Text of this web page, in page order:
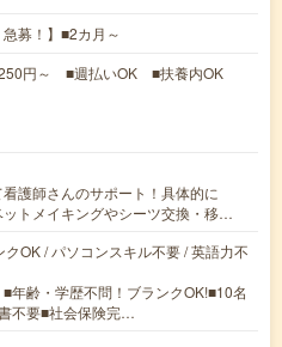
急募！】■2カ月～
円～ ■週払いOK ■扶養内OK
護師さんのサポート！具体的に
トメイキングやシーツ交換・移…
OK / パソコンスキル不要 / 英語力不
年齢・学歴不問！ブランクOK!■10名
不要■社会保険完…